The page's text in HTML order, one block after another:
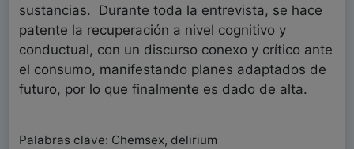
sustancias. Durante toda la entrevista, se hace
patente la recuperación a nivel cognitivo y
conductual, con un discurso conexo y crítico ante
el consumo, manifestando planes adaptados de
futuro, por lo que finalmente es dado de alta.
Palabras clave: Chemsex, delirium